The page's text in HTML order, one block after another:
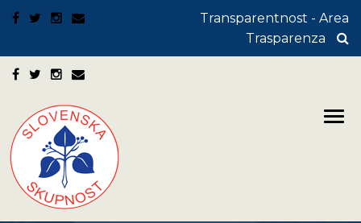
Transparentnost - Area
Trasparenza